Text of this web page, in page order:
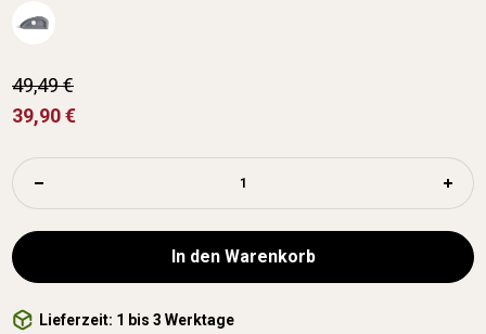
49,49 €
39,90 €
In den Warenkorb
Lieferzeit: 1 bis 3 Werktage